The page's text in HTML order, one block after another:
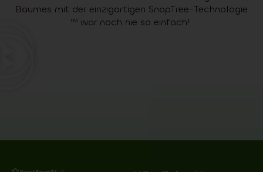
Baumes mit der einzigartigen SnapTree-Technologie
™ war noch nie so einfach!